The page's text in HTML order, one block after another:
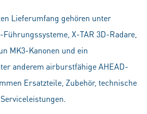
Lieferumfang gehören unter
X-TAR 3D-Radare,
MK3-Kanonen und ein
anderem airburstfähige AHEAD-
Ersatzteile, Zubehör, technische